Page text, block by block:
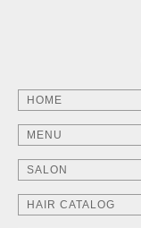
HOME
MENU
SALON
HAIR CATALOG